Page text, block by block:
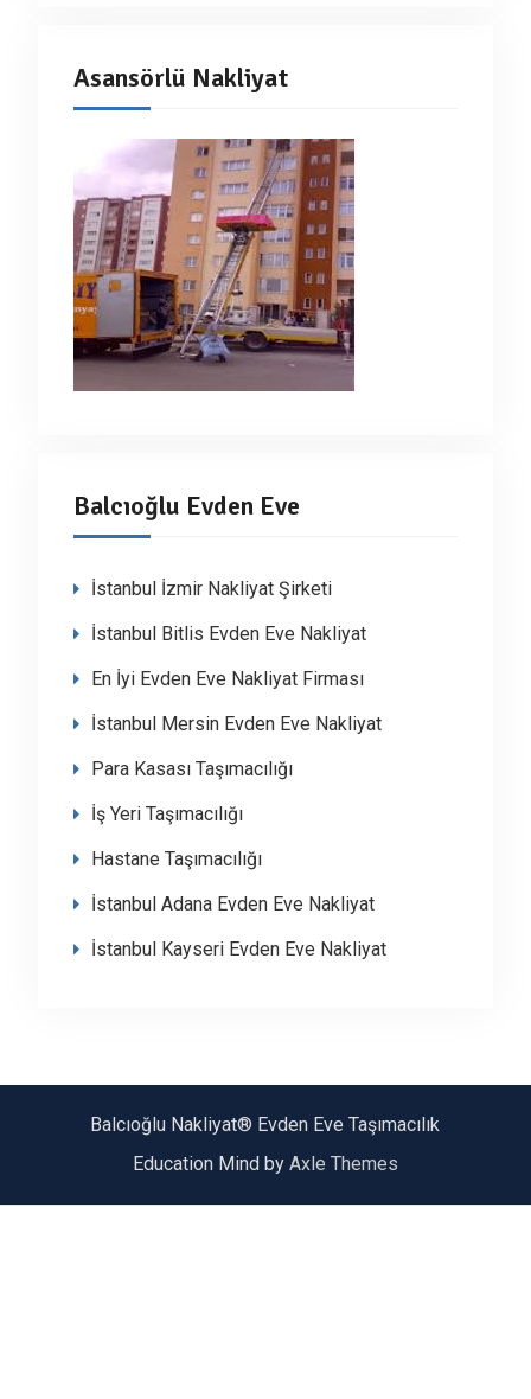
Asansörlü Nakliyat
Balcıoğlu Evden Eve
İstanbul İzmir Nakliyat Şirketi
İstanbul Bitlis Evden Eve Nakliyat
En İyi Evden Eve Nakliyat Firması
İstanbul Mersin Evden Eve Nakliyat
Para Kasası Taşımacılığı
İş Yeri Taşımacılığı
Hastane Taşımacılığı
İstanbul Adana Evden Eve Nakliyat
İstanbul Kayseri Evden Eve Nakliyat
Balcıoğlu Nakliyat® Evden Eve Taşımacılık
Education Mind by Axle Themes